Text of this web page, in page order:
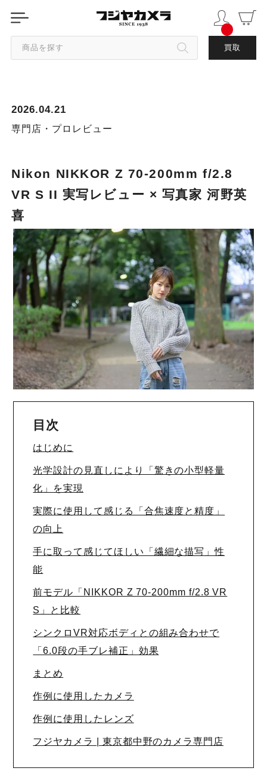
商品を探す 買取
2026.04.21
専門店・プロレビュー
Nikon NIKKOR Z 70-200mm f/2.8
VR S II 実写レビュー × 写真家 河野英
喜
目次
はじめに
光学設計の見直しにより「驚きの小型軽量
化」を実現
実際に使用して感じる「合焦速度と精度」
の向上
手に取って感じてほしい「繊細な描写」性
能
前モデル「NIKKOR Z 70-200mm f/2.8 VR
S」と比較
シンクロVR対応ボディとの組み合わせで
「6.0段の手ブレ補正」効果
まとめ
作例に使用したカメラ
作例に使用したレンズ
フジヤカメラ | 東京都中野のカメラ専門店